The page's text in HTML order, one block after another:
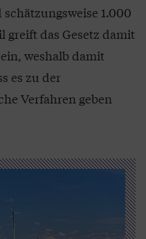
1.000
greift das Gesetz damit
weshalb damit
es zu der
Verfahren geben